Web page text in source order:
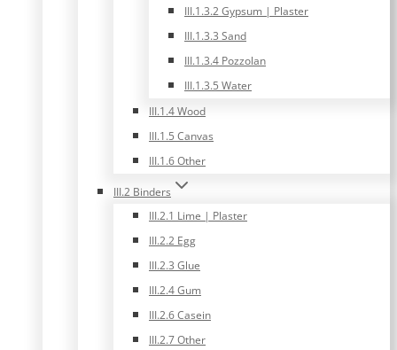
III.1.3.2 Gypsum | Plaster
III.1.3.3 Sand
III.1.3.4 Pozzolan
III.1.3.5 Water
III.1.4 Wood
III.1.5 Canvas
III.1.6 Other
III.2 Binders
III.2.1 Lime | Plaster
III.2.2 Egg
III.2.3 Glue
III.2.4 Gum
III.2.6 Casein
III.2.7 Other